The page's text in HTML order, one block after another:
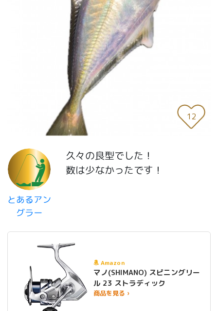
12
とあるアン
グラー
久々の良型でした！
数は少なかったです！
Amazon
マノ(SHIMANO) スピニングリー
ル 23 ストラディック
商品を見る ›